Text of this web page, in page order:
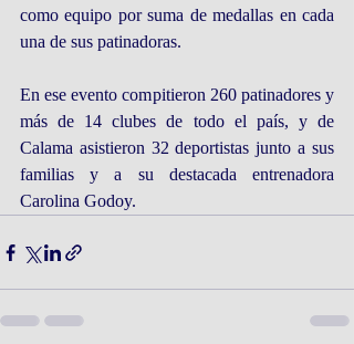
como equipo por suma de medallas en cada
una de sus patinadoras.
En ese evento compitieron 260 patinadores y
más de 14 clubes de todo el país, y de
Calama asistieron 32 deportistas junto a sus
familias y a su destacada entrenadora
Carolina Godoy.